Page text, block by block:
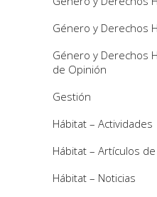
Género y Derechos
Género y Derechos
de Opinión
Gestión
Hábitat – Actividades
Hábitat – Artículos
Hábitat – Noticias